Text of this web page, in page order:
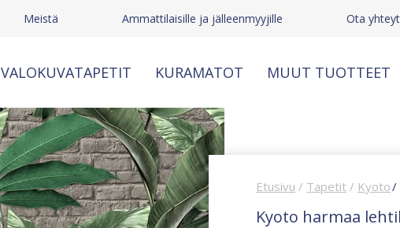
Meistä Ammattilaisille ja jälleenmyyjille Ota
VALOKUVATAPETIT KURAMATOT MUUT TUOTTEET
Etusivu / Tapetit / Kyoto/
Kyoto harmaa